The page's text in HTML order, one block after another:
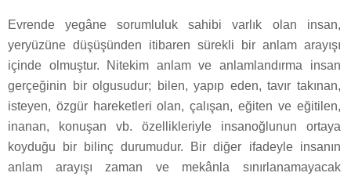
Evrende yegâne sorumluluk sahibi varlık olan insan,
yeryüzüne düşüşünden itibaren sürekli bir anlam arayışı
içinde olmuştur. Nitekim anlam ve anlamlandırma insan
gerçeğinin bir olgusudur; bilen, yapıp eden, tavır takınan,
isteyen, özgür hareketleri olan, çalışan, eğiten ve eğitilen,
inanan, konuşan vb. özellikleriyle insanoğlunun ortaya
koyduğu bir bilinç durumudur. Bir diğer ifadeyle insanın
anlam arayışı zaman ve mekânla sınırlanamayacak